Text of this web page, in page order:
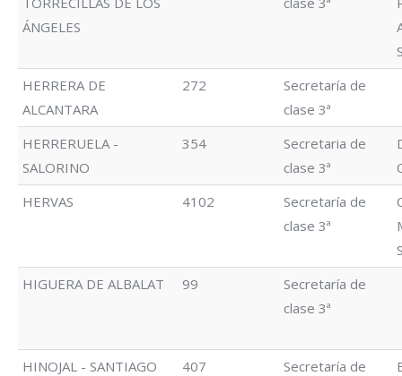
ÁNGELES
HERRERA DE
ALCANTARA
272
Secretaría de
clase 3ª
HERRERUELA -
SALORINO
354
Secretaria de
clase 3ª
HERVAS
4102
Secretaría de
clase 3ª
HIGUERA DE ALBALAT
99
Secretaría de
clase 3ª
HINOJAL - SANTIAGO
407
Secretaría de